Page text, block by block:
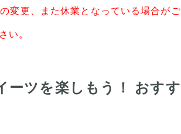
変更、また休業となっている場合がご
い。
ーツを楽しもう！ おすす